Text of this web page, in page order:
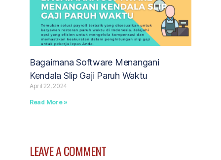
Bagaimana Software Menangani
Kendala Slip Gaji Paruh Waktu
April 22, 2024
Read More »
LEAVE A COMMENT